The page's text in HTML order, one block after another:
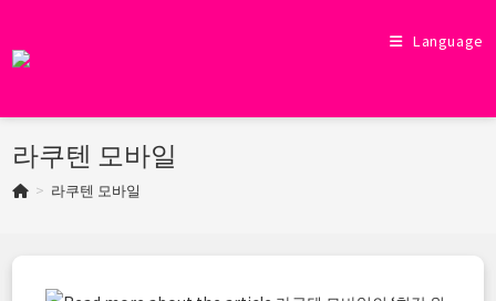
content
Language
라쿠텐 모바일
> 라쿠텐 모바일